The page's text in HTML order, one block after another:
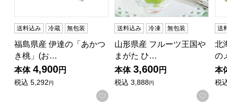
送料込み 冷蔵 無包装
福島県産 伊達の「あかつ
き桃」(お…
本体 4,900円
税込 5,292円
お気に入りに登録する
送料込み 冷凍 無包装
山形県産 フルーツ王国や
まがた ひ…
本体 3,600円
税込 3,888円
お気
送
北
の
本
税